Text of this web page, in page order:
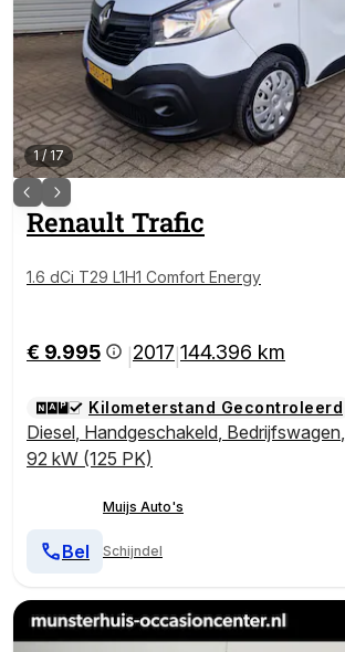
1 / 17
Renault Trafic
1.6 dCi T29 L1H1 Comfort Energy
€ 9.995 2017 144.396 km
Kilometerstand Gecontroleerd
Diesel, Handgeschakeld, Bedrijfswagen,
92 kW (125 PK)
Muijs Auto's
Schijndel
Bel